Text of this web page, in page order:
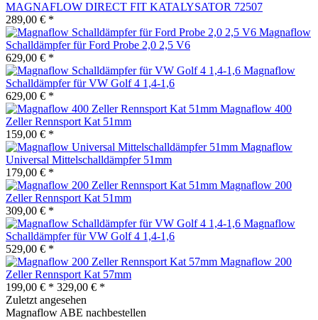
MAGNAFLOW DIRECT FIT KATALYSATOR 72507
289,00 € *
Magnaflow
Schalldämpfer für Ford Probe 2,0 2,5 V6
629,00 € *
Magnaflow
Schalldämpfer für VW Golf 4 1,4-1,6
629,00 € *
Magnaflow 400
Zeller Rennsport Kat 51mm
159,00 € *
Magnaflow
Universal Mittelschalldämpfer 51mm
179,00 € *
Magnaflow 200
Zeller Rennsport Kat 51mm
309,00 € *
Magnaflow
Schalldämpfer für VW Golf 4 1,4-1,6
529,00 € *
Magnaflow 200
Zeller Rennsport Kat 57mm
199,00 € * 329,00 € *
Zuletzt angesehen
Magnaflow ABE nachbestellen